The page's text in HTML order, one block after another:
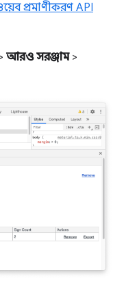
প্রমাণীকরণ API
আরও সরঞ্জাম>